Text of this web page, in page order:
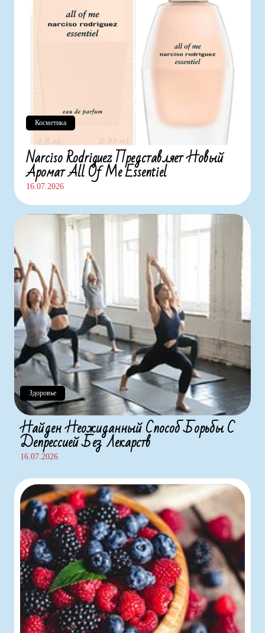
Narciso Rodriguez Представляет Новый
Аромат All Of Me Essentiel
16.07.2026
Косметика
Здоровье
Найден Неожиданный Способ Борьбы С
Депрессией Без Лекарств
16.07.2026